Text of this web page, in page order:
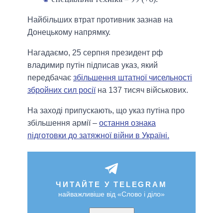
Найбільших втрат противник зазнав на
Донецькому напрямку.
Нагадаємо, 25 серпня президент рф
владимир путін підписав указ, який
передбачає збільшення штатної чисельності
збройних сил росіїна 137 тисяч військових.
На заході припускають, що указ путіна про
збільшення армії – остання ознака
підготовки до затяжної війни в Україні.
ЧИТАЙТЕ У TELEGRAM
найважливіше від «Слово і діло»